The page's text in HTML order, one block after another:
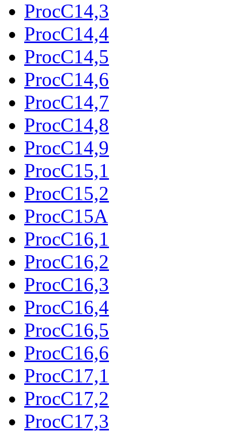
ProcC14,3
ProcC14,4
ProcC14,5
ProcC14,6
ProcC14,7
ProcC14,8
ProcC14,9
ProcC15,1
ProcC15,2
ProcC15A
ProcC16,1
ProcC16,2
ProcC16,3
ProcC16,4
ProcC16,5
ProcC16,6
ProcC17,1
ProcC17,2
ProcC17,3